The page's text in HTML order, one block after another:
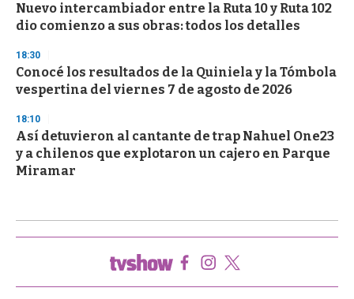
Nuevo intercambiador entre la Ruta 10 y Ruta 102
dio comienzo a sus obras: todos los detalles
18:30
Conocé los resultados de la Quiniela y la Tómbola
vespertina del viernes 7 de agosto de 2026
18:10
Así detuvieron al cantante de trap Nahuel One23
y a chilenos que explotaron un cajero en Parque
Miramar